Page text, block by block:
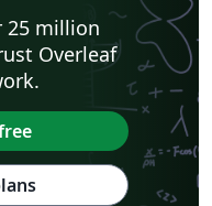
25 million
Overleaf